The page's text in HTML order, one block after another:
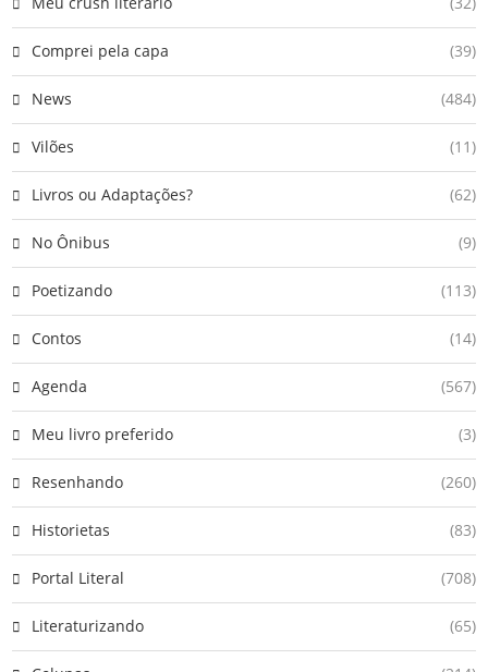
Comprei pela capa (39)
News (484)
Vilões (11)
Livros ou Adaptações? (62)
No Ônibus (9)
Poetizando (113)
Contos (14)
Agenda (567)
Meu livro preferido (3)
Resenhando (260)
Historietas (83)
Portal Literal (708)
Literaturizando (65)